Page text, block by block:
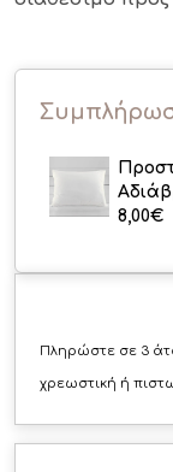
8,00€
Πληρώστε σε 3
χρεωστική ή